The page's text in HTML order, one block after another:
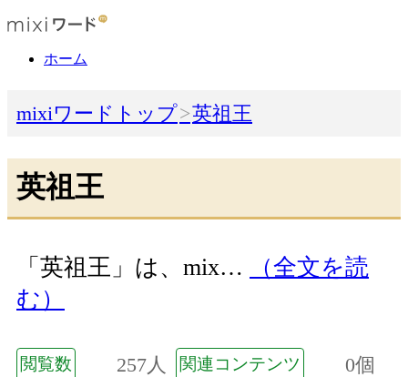
ホーム
mixiワードトップ 英祖王
英祖王
「英祖王」は、mix…
（全文を読
む）
閲覧数 257人 関連コンテンツ 0個